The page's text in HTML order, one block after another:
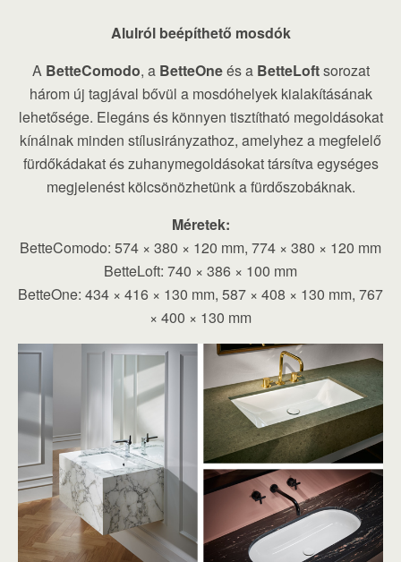
Alulról beépíthető mosdók
A BetteComodo, a BetteOneés a BetteLoftsorozat
három új tagjával bővül a mosdóhelyek kialakításának
lehetősége. Elegáns és könnyen tisztítható megoldásokat
kínálnak minden stílusirányzathoz, amelyhez a megfelelő
fürdőkádakat és zuhanymegoldásokat társítva egységes
megjelenést kölcsönözhetünk a fürdőszobáknak.
Méretek:
BetteComodo: 574 × 380 × 120 mm, 774 × 380 × 120 mm
BetteLoft: 740 × 386 × 100 mm
BetteOne: 434 × 416 × 130 mm, 587 × 408 × 130 mm, 767
× 400 × 130 mm